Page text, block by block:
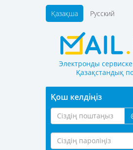
Қазақша Русский
Электронды
Қазақстандық
Қош келдіңіз